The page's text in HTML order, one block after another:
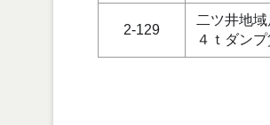
2-129
二ツ井地
４ｔダン